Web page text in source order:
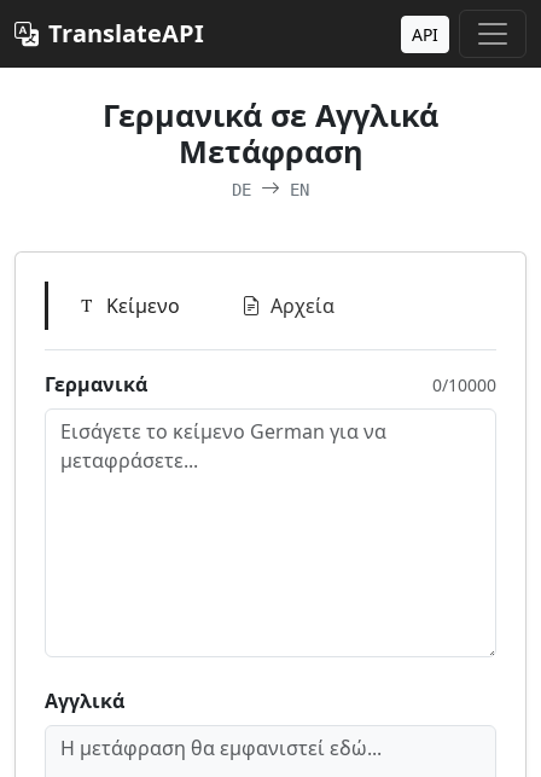
TranslateAPI API
Γερμανικά σε Αγγλικά
Μετάφραση
DE EN
Κείμενο Αρχεία
Γερμανικά 0/10000
Αγγλικά
Η μετάφραση θα εμφανιστεί εδώ...